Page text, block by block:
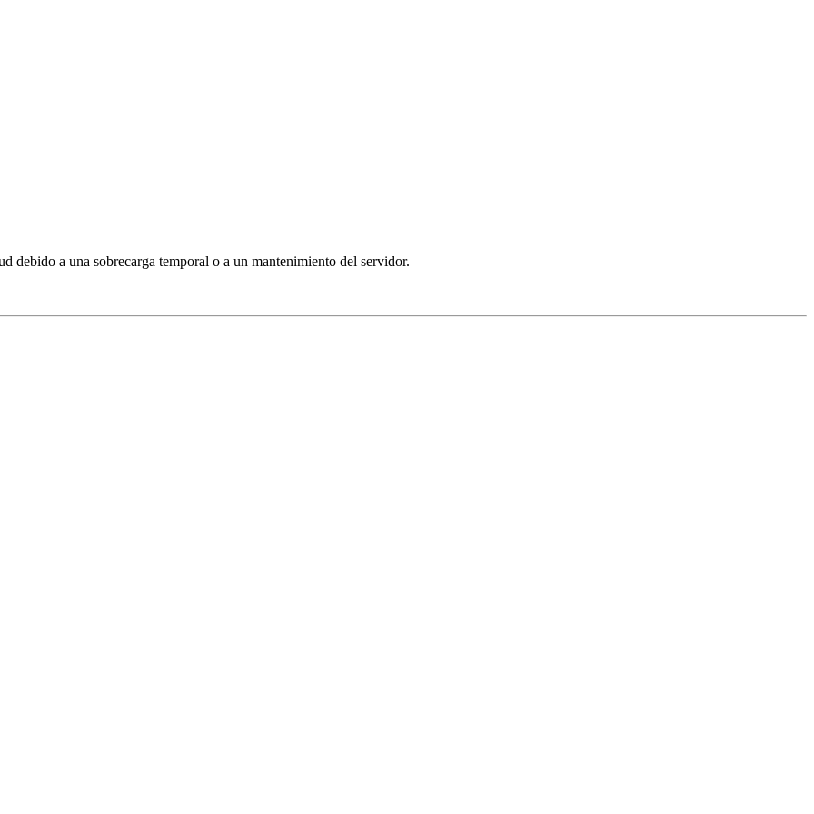
debido a una sobrecarga temporal o a un mantenimiento del servidor.